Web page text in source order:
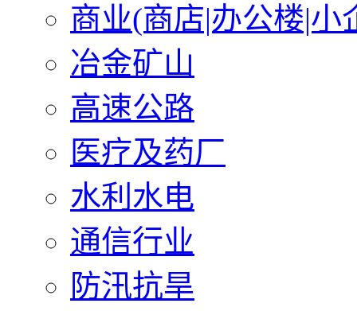
商业(商店|办公楼|小
冶金矿山
高速公路
医疗及药厂
水利水电
通信行业
防汛抗旱